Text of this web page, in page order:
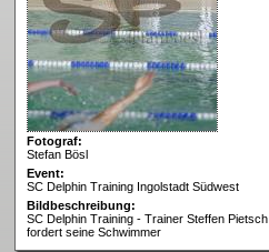
Fotograf:
Stefan Bösl
Event:
SC Delphin Training Ingolstadt Südwest
Bildbeschreibung:
SC Delphin Training - Trainer Steffen Pietsch
fordert seine Schwimmer